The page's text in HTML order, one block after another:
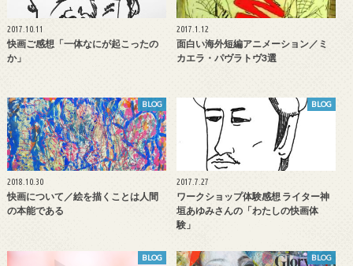
2017.10.11
快画ご感想「一体なにが起こったの
か」
2017.1.12
面白い海外短編アニメーション／ミ
カエラ・パヴラトヴ3選
BLOG
2018.10.30
快画について／絵を描くことは人間
の本能である
BLOG
2017.7.27
ワークショップ体験感想 ライター神
垣あゆみさんの「わたしの快画体
験」
BLOG BLOG